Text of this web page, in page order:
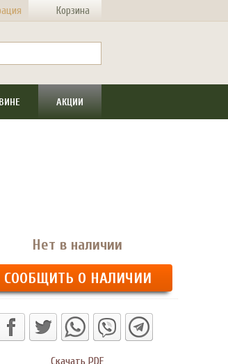
Корзина
АКЦИИ
Нет в наличии
СООБЩИТЬ О НАЛИЧИИ
Скачать PDF